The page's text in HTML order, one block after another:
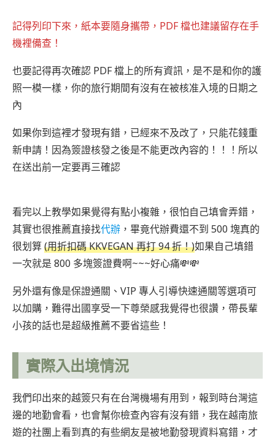
記得列印下來，紙本要隨身攜帶，PDF 檔也建議留存在手
機裡備查！
也要記得再次確認 PDF 檔上的所有資訊，是不是和你的護
照一模一樣，你的旅行期間有沒有在被核准入境的日期之
內
如果你到這裡才發現有錯，已經來不及改了，只能花錢重
新申請！因為簽證核發之後是不能更改內容的！！！所以
在送出前一定要再三確認
看完以上教學如果覺得有點小複雜，很怕自己填會弄錯，
其實也很推薦直接找代辦 ，畢竟代辦費還不到 500 塊真的
很划算(用折扣碼 KKVEGAN 再打 94 折！)如果自己填錯
一次就是 800 多塊簽證費啊~~~好心痛💸💸
另外還有像是保證通關、VIP 專人引導快速通關等選項可
以加購，難得出國享受一下尊榮感我覺得也很讚，帶長輩
小孩的話也是超級推薦不要省這些！
實際入出境情況
我們印出來的越簽只有在台灣機場有用到，報到時台灣這
邊的地勤會看，也會幫你檢查內容有沒有錯，我在越南旅
遊的社團上看到真的有些網友是被地勤發現資料寫錯，才